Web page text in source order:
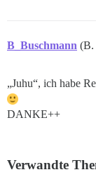
B_Buschmann (B.
„Juhu“, ich habe
DANKE++
Verwandte